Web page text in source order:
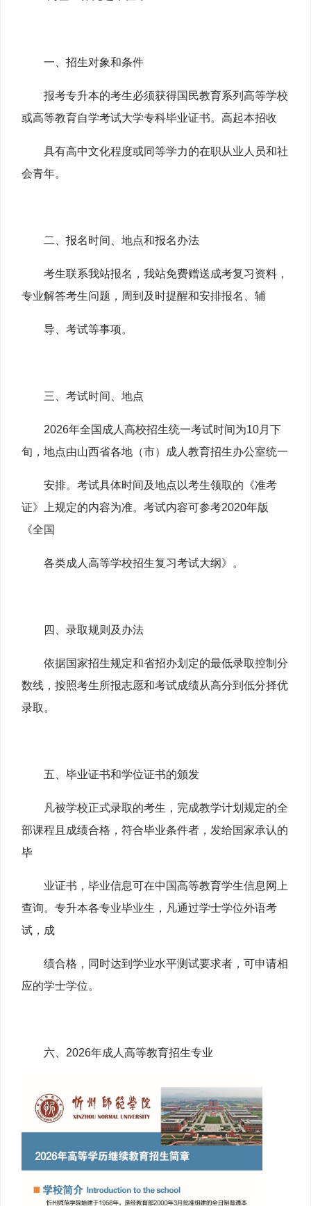
一、招生对象和条件
报考专升本的考生必须获得国民教育系列高等学校
或高等教育自学考试大学专科毕业证书。高起本招收
具有高中文化程度或同等学力的在职从业人员和社
会青年。
二、报名时间、地点和报名办法
考生联系我站报名，我站免费赠送成考复习资料，
专业解答考生问题，周到及时提醒和安排报名、辅
导、考试等事项。
三、考试时间、地点
2026年全国成人高校招生统一考试时间为10月下
旬，地点由山西省各地（市）成人教育招生办公室统一
安排。考试具体时间及地点以考生领取的《准考
证》上规定的内容为准。 考试内容可参考2020年版
《全国
各类成人高等学校招生复习考试大纲》。
四、录取规则及办法
依据国家招生规定和省招办划定的最低录取控制分
数线，按照考生所报志愿和考试成绩从高分到低分择优
录取。
五、毕业证书和学位证书的颁发
凡被学校正式录取的考生，完成教学计划规定的全
部课程且成绩合格，符合毕业条件者，发给国家承认的
毕
业证书， 毕业信息可在中国高等教育学生信息网上
查询。 专升本各专业毕业生，凡通过学士学位外语考
试，成
绩合格，同时达到学业水平测试要求者，可申请相
应的学士学位。
六、2026年成人高等教育招生专业